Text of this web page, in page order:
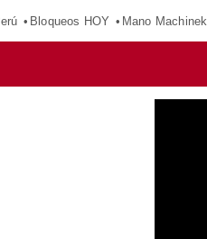
Bloqueos HOY Mano Machinek